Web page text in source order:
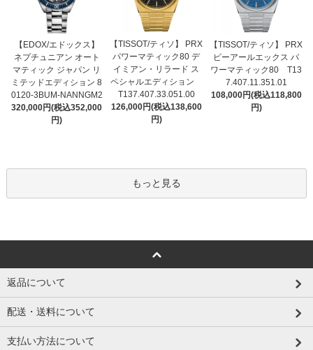
【EDOX/エドックス】
ネプチュニアン オート
マティック ジャパン リ
ミテッドエディション 8
0120-3BUM-NANNGM2
320,000円(税込352,000
円)
【TISSOT/ティソ】 PRX
パワーマティック80 デ
イミアン・リラード ス
ペシャルエディション
T137.407.33.051.00
126,000円(税込138,600
円)
【TISSOT/ティソ】 PRX
ピーアールエックス パ
ワーマティック80 T13
7.407.11.351.01
108,000円(税込118,800
円)
もっと見る
返品について
配送・送料について
支払い方法について